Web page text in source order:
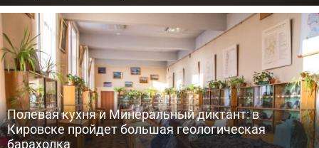
Полевая кухня и Минеральный диктант: в
Кировске пройдет большая геологическая
барахолка